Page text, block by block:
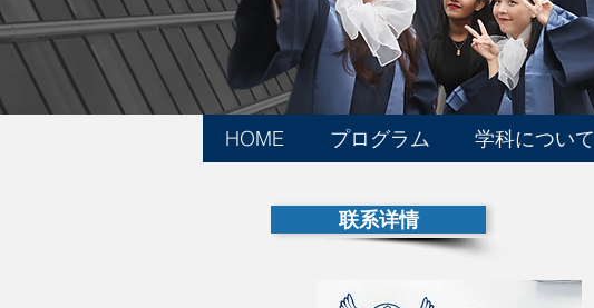
HOME プログラム 学科について
联系详情